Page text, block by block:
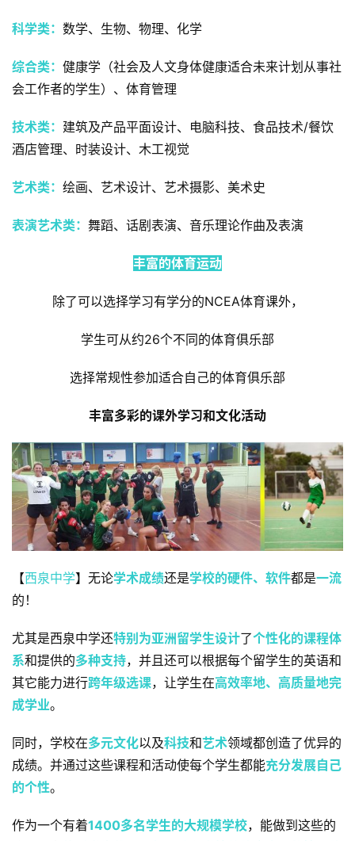
作
签
新
兰
学
关
于
百
伦
百
伦
I
咨
询
科学类： 数学、生物、物理、化学
综合类： 健康学（社会及人文身体健康适合未来计划从事社
会工作者的学生）、体育管理
技术类： 建筑及产品平面设计、电脑科技、食品技术/餐饮
酒店管理、时装设计、木工视觉
艺术类： 绘画、艺术设计、艺术摄影、美术史
表演艺术类： 舞蹈、话剧表演、音乐理论作曲及表演
丰富的体育运动
除了可以选择学习有学分的NCEA体育课外，
学生可从约26个不同的体育俱乐部
选择常规性参加适合自己的体育俱乐部
丰富多彩的课外学习和文化活动
【西泉中学】无论学术成绩还是学校的硬件、软件都是一流
的！
尤其是西泉中学还特别为亚洲留学生设计了个性化的课程体
系和提供的多种支持，并且还可以根据每个留学生的英语和
其它能力进行跨年级选课，让学生在高效率地、高质量地完
成学业。
同时，学校在多元文化以及科技和艺术领域都创造了优异的
成绩。并通过这些课程和活动使每个学生都能充分发展自己
的个性。
作为一个有着1400多名学生的大规模学校，能做到这些的